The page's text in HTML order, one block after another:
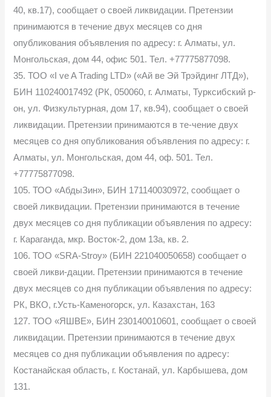
40, кв.17), сообщает о своей ликвидации. Претензии
принимаются в течение двух месяцев со дня
опубликования объявления по адресу: г. Алматы, ул.
Монгольская, дом 44, офис 501. Тел. +77775877098.
35. ТОО «I ve A Trading LTD» («Ай ве Эй Трэйдинг ЛТД»),
БИН 110240017492 (РК, 050060, г. Алматы, Турксибский р-
он, ул. Физкультурная, дом 17, кв.94), сообщает о своей
ликвидации. Претензии принимаются в те-чение двух
месяцев со дня опубликования объявления по адресу: г.
Алматы, ул. Монгольская, дом 44, оф. 501. Тел.
+77775877098.
105. ТОО «АбдыЗин», БИН 171140030972, сообщает о
своей ликвидации. Претензии принимаются в течение
двух месяцев со дня публикации объявления по адресу:
г. Караганда, мкр. Восток-2, дом 13а, кв. 2.
106. ТОО «SRA-Stroy» (БИН 221040050658) сообщает о
своей ликви-дации. Претензии принимаются в течение
двух месяцев со дня публикации объявления по адресу:
РК, ВКО, г.Усть-Каменогорск, ул. Казахстан, 163
127. ТОО «ЯШВЕ», БИН 230140010601, сообщает о своей
ликвидации. Претензии принимаются в течение двух
месяцев со дня публикации объявления по адресу:
Костанайская область, г. Костанай, ул. Карбышева, дом
131.